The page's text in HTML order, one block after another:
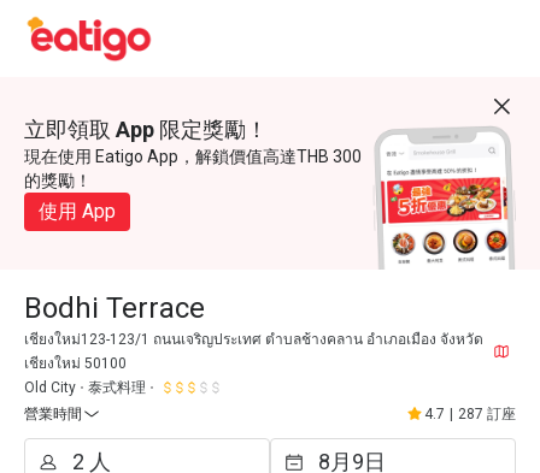
立即領取 App 限定獎勵！
現在使用 Eatigo App，解鎖價值高達THB 300
的獎勵！
使用 App
Bodhi Terrace
เชียงใหม่123-123/1 ถนนเจริญประเทศ ตำบลช้างคลาน อำเภอเมือง จังหวัด
เชียงใหม่ 50100
Old City
泰式料理
營業時間
4.7 287 訂座